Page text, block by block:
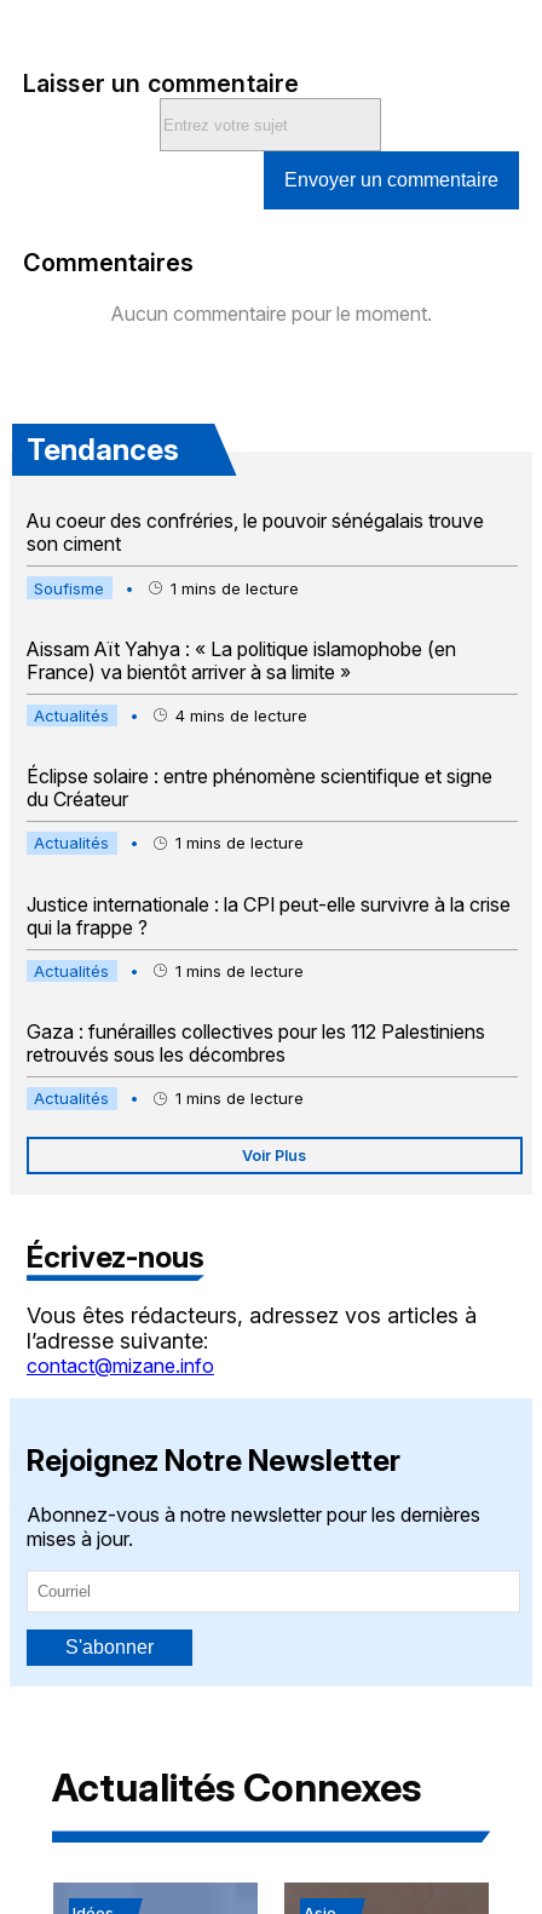
Laisser un commentaire
Envoyer un commentaire
Commentaires
Aucun commentaire pour le moment.
Tendances
Au coeur des confréries, le pouvoir sénégalais trouve
son ciment
Soufisme • 1 mins de lecture
Aissam Aït Yahya : « La politique islamophobe (en
France) va bientôt arriver à sa limite »
Actualités • 4 mins de lecture
Éclipse solaire : entre phénomène scientifique et signe
du Créateur
Actualités • 1 mins de lecture
Justice internationale : la CPI peut-elle survivre à la crise
qui la frappe ?
Actualités • 1 mins de lecture
Gaza : funérailles collectives pour les 112 Palestiniens
retrouvés sous les décombres
Actualités • 1 mins de lecture
Voir Plus
Écrivez-nous
Vous êtes rédacteurs, adressez vos articles à
l’adresse suivante:
contact@mizane.info
Rejoignez Notre Newsletter
Abonnez-vous à notre newsletter pour les dernières
mises à jour.
S'abonner
Actualités Connexes